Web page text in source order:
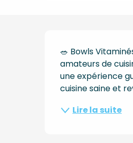
🥗 Bowls
amateurs de
une expérience
cuisine saine et
Lire la suite